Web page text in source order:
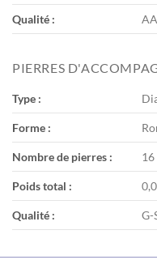
Qualité :
PIERRES
Type :
Forme :
Nombre de pierres : 16
Poids total :
Qualité : G-